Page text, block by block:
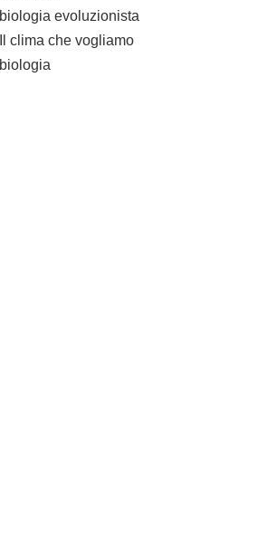
biologia evoluzionista
Il clima che vogliamo
biologia